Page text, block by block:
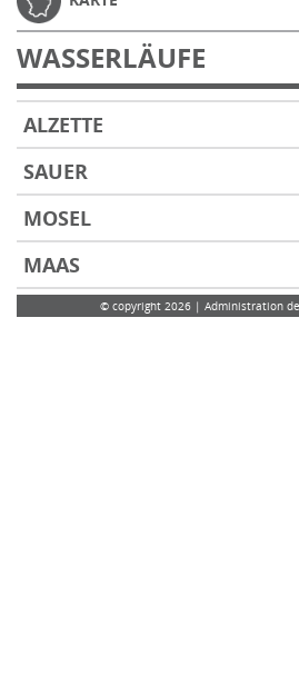
WASSERLÄUFE
ALZETTE
SAUER
MOSEL
MAAS
© copyright 2026 | Administration